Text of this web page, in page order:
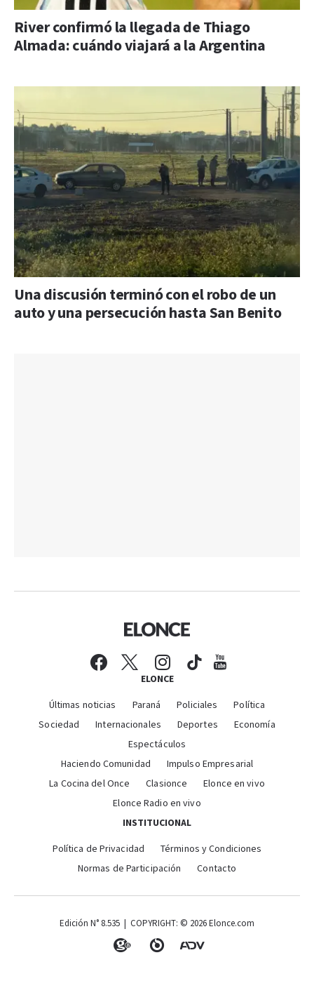
River confirmó la llegada de Thiago
Almada: cuándo viajará a la Argentina
Una discusión terminó con el robo de un
auto y una persecución hasta San Benito
ELONCE
Últimas noticias Paraná Policiales
Política
Sociedad
Internacionales Deportes
Economía
Espectáculos
Haciendo Comunidad
Impulso Empresarial
La Cocina del Once
Clasionce
Elonce en vivo
Elonce Radio en vivo
INSTITUCIONAL
Política de Privacidad
Términos y Condiciones
Normas de Participación
Contacto
Edición N° 8.535 | COPYRIGHT: © 2026 Elonce.com